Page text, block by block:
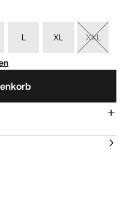
L XL
XXL